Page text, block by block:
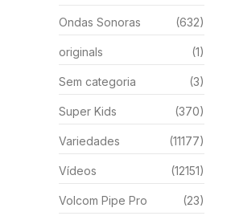
Ondas Sonoras (632)
originals (1)
Sem categoria (3)
Super Kids (370)
Variedades (11177)
Vídeos (12151)
Volcom Pipe Pro (23)